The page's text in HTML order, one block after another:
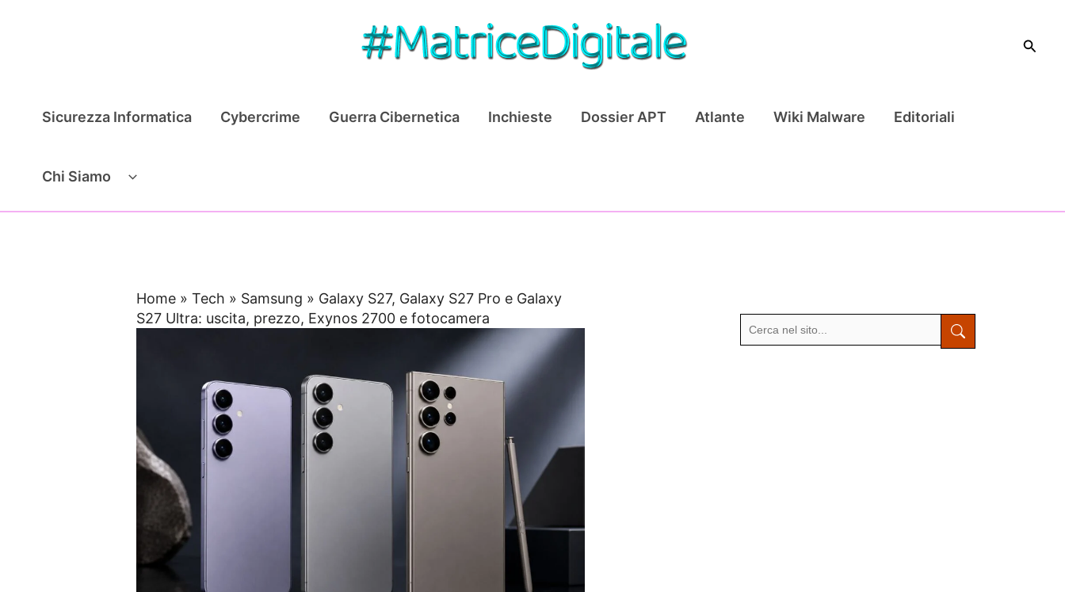
Cerca
Sicurezza Informatica Cybercrime Guerra Cibernetica Inchieste Dossier APT Atlante Wiki Malware Editoriali
Chi Siamo
Home »Tech » Samsung » Galaxy S27, Galaxy S27 Pro e Galaxy
S27 Ultra: uscita, prezzo, Exynos 2700 e fotocamera